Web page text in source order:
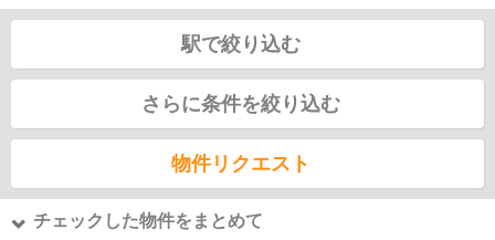
駅で絞り込む
さらに条件を絞り込む
物件リクエスト
チェックした物件をまとめて